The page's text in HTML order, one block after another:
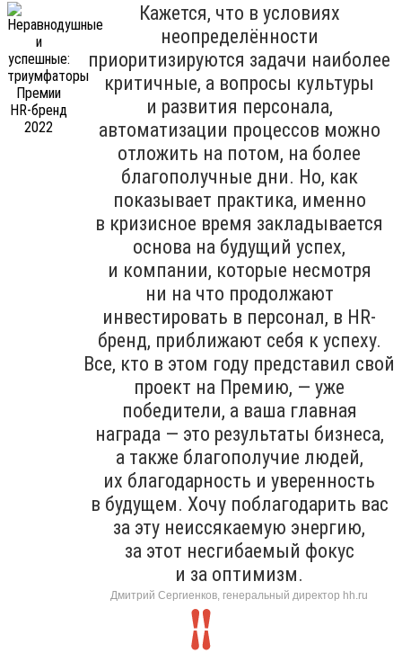
Кажется, что в условиях
неопределённости
приоритизируются задачи наиболее
критичные, а вопросы культуры
и развития персонала,
автоматизации процессов можно
отложить на потом, на более
благополучные дни. Но, как
показывает практика, именно
в кризисное время закладывается
основа на будущий успех,
и компании, которые несмотря
ни на что продолжают
инвестировать в персонал, в HR-
бренд, приближают себя к успеху.
Все, кто в этом году представил свой
проект на Премию, — уже
победители, а ваша главная
награда — это результаты бизнеса,
а также благополучие людей,
их благодарность и уверенность
в будущем. Хочу поблагодарить вас
за эту неиссякаемую энергию,
за этот несгибаемый фокус
и за оптимизм.
Дмитрий Сергиенков, генеральный директор hh.ru